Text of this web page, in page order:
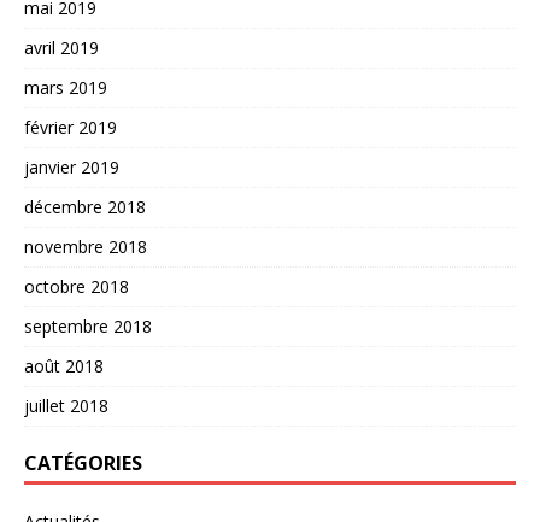
mai 2019
avril 2019
mars 2019
février 2019
janvier 2019
décembre 2018
novembre 2018
octobre 2018
septembre 2018
août 2018
juillet 2018
CATÉGORIES